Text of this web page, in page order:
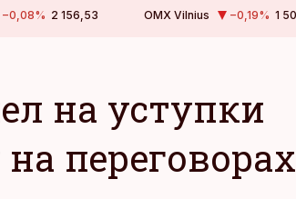
−0,08% 2 156,53 OMX Vilnius −0,19% 1
на уступки